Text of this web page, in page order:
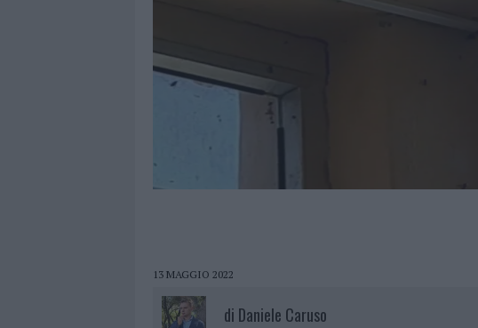
13 MAGGIO 2022
di Daniele Caruso